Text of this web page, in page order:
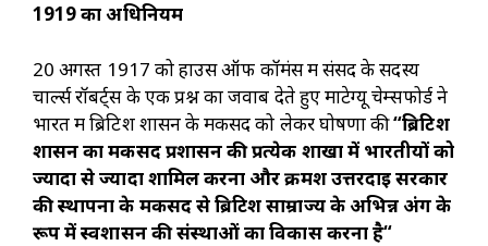
1919का अधिनियम
20 अगस्त 1917 को हाउस ऑफ कॉमंस में संसद के सदस्य
चार्ल्स रॉबर्ट्स के एक प्रश्न का जवाब देते हुए मोंटेग्यू चेम्सफोर्ड ने
भारत में ब्रिटिश शासन के मकसद को लेकर घोषणा की“ब्रिटिश
शासन का मकसद प्रशासन की प्रत्येक शाखा में भारतीयों को
ज्यादा से ज्यादा शामिल करना और क्रमश उत्तरदाई सरकार
की स्थापना के मकसद से ब्रिटिश साम्राज्य के अभिन्न अंग के
रूप में स्वशासन की संस्थाओं का विकास करना है“